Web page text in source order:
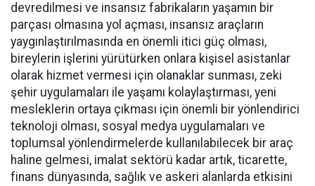
devredilmesi ve insansız fabrikaların yaşamın bir
parçası olmasına yol açması, insansız araçların
yaygınlaştırılmasında en önemli itici güç olması,
bireylerin işlerini yürütürken onlara kişisel asistanlar
olarak hizmet vermesi için olanaklar sunması, zeki
şehir uygulamaları ile yaşamı kolaylaştırması, yeni
mesleklerin ortaya çıkması için önemli bir yönlendirici
teknoloji olması, sosyal medya uygulamaları ve
toplumsal yönlendirmelerde kullanılabilecek bir araç
haline gelmesi, imalat sektörü kadar artık, ticarette,
finans dünyasında, sağlık ve askeri alanlarda etkisini